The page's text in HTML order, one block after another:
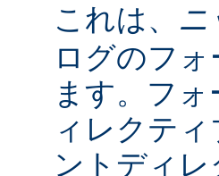
これは、 ニ
ログのフ
ます。フ
ィレクテ
ントディ